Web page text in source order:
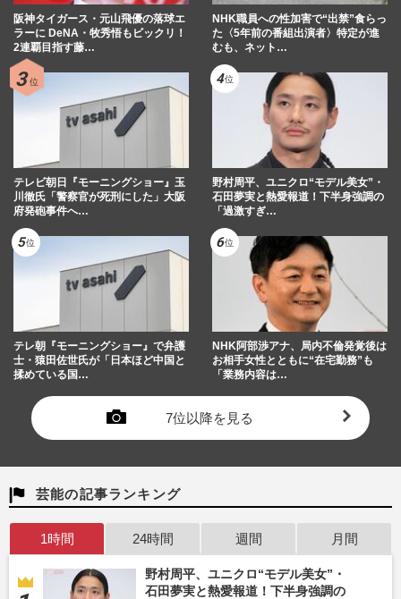
阪神タイガース・元山飛優の落球エ
ラーに DeNA・牧秀悟もビックリ！
2連覇目指す藤…
NHK職員への性加害で“出禁”食らっ
た〈5年前の番組出演者〉特定が進
むも、ネット…
テレビ朝日『モーニングショー』玉
川徹氏「警察官が死刑にした」大阪
府発砲事件へ…
野村周平、ユニクロ“モデル美女”・
石田夢実と熱愛報道！下半身強調の
「過激すぎ…
テレ朝『モーニングショー』で弁護
士・猿田佐世氏が「日本ほど中国と
揉めている国…
NHK阿部渉アナ、局内不倫発覚後は
お相手女性とともに“在宅勤務”も
「業務内容は…
7位以降を見る
芸能の記事ランキング
1時間 24時間 週間 月間
野村周平、ユニクロ“モデル美女”・
石田夢実と熱愛報道！下半身強調の